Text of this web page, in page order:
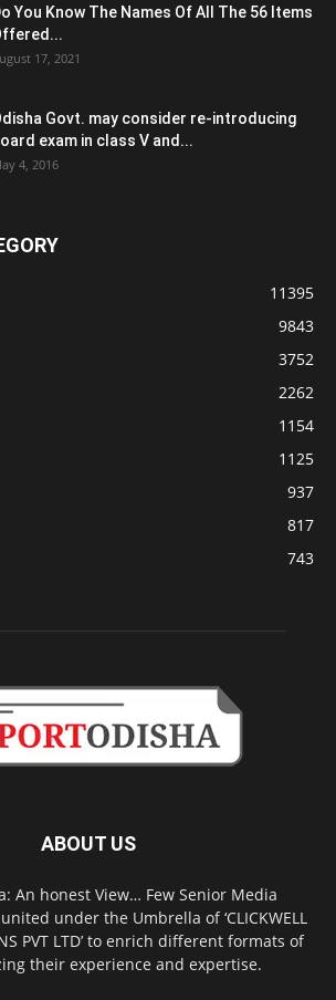
You Know The Names Of All The 56 Items
17, 2021
Govt. may consider re-introducing
exam in class V and...
4, 2016
11395
9843
3752
2262
1154
1125
937
817
743
ABOUT US
An honest View… Few Senior Media
under the Umbrella of ‘CLICKWELL
PVT LTD’ to enrich different formats of
their experience and expertise.